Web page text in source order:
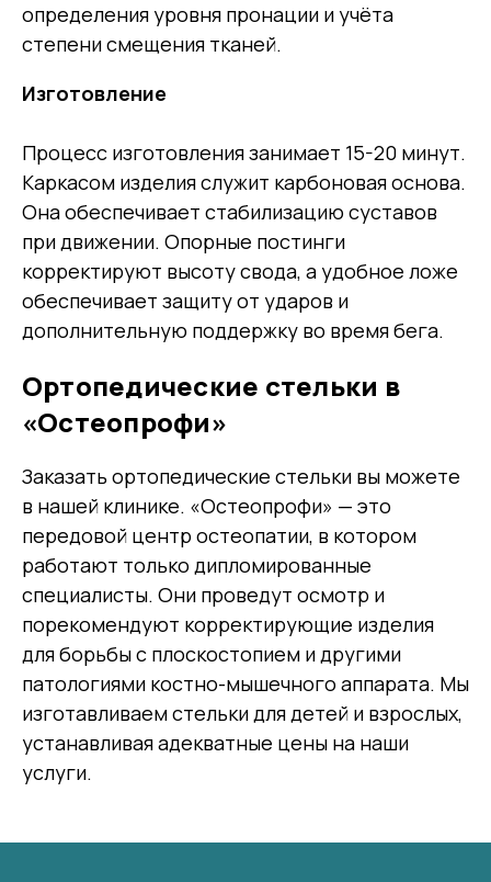
определения уровня пронации и учёта
степени смещения тканей.
Изготовление
Процесс изготовления занимает 15-20 минут.
Каркасом изделия служит карбоновая основа.
Она обеспечивает стабилизацию суставов
при движении. Опорные постинги
корректируют высоту свода, а удобное ложе
обеспечивает защиту от ударов и
дополнительную поддержку во время бега.
Ортопедические стельки в
«Остеопрофи»
Заказать ортопедические стельки вы можете
в нашей клинике. «Остеопрофи» — это
передовой центр остеопатии, в котором
работают только дипломированные
специалисты. Они проведут осмотр и
порекомендуют корректирующие изделия
для борьбы с плоскостопием и другими
патологиями костно-мышечного аппарата. Мы
изготавливаем стельки для детей и взрослых,
устанавливая адекватные цены на наши
услуги.